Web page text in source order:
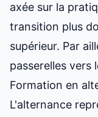
axée sur la
transition plus
supérieur. Par
passerelles vers
Formation en
L'alternance